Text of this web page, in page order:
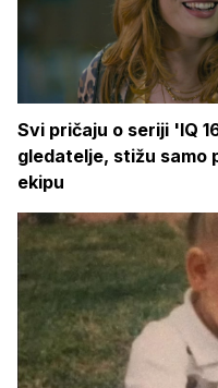
Svi pričaju o seriji 'IQ
gledatelje, stižu samo
ekipu